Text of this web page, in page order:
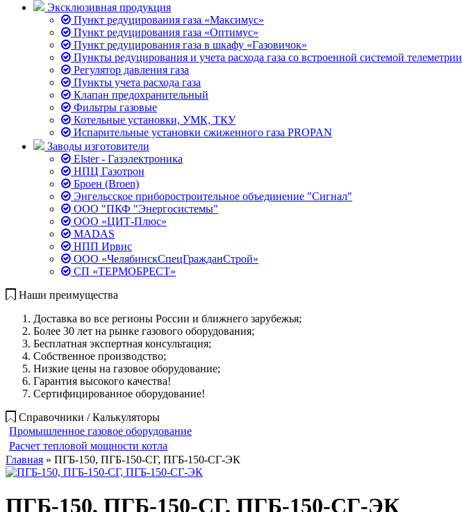
Эксклюзивная продукция
Пункт редуцирования газа «Максимус»
Пункт редуцирования газа «Оптимус»
Пункт редуцирования газа в шкафу «Газовичок»
Пункты редуцирования и учета расхода газа со встроенной системой телеметрии
Регулятор давления газа
Пункты учета расхода газа
Клапан предохранительный
Фильтры газовые
Котельные установки, УМК, ТКУ
Испарительные установки сжиженного газа PROPAN
Заводы изготовители
Elster - Газэлектроника
НПЦ Газотрон
Броен (Broen)
Энгельсское приборостроительное объединение "Сигнал"
ООО "ПКФ "Энергосистемы"
ООО «ЦИТ-Плюс»
MADAS
НПП Ирвис
ООО «ЧелябинскСпецГражданСтрой»
СП «ТЕРМОБРЕСТ»
Наши преимущества
Доставка во все регионы России и ближнего зарубежья;
Более 30 лет на рынке газового оборудования;
Бесплатная экспертная консультация;
Собственное производство;
Низкие цены на газовое оборудование;
Гарантия высокого качества!
Сертифицированное оборудование!
Справочники / Калькуляторы
Промышленное газовое оборудование
Расчет тепловой мощности котла
Главная » ПГБ-150, ПГБ-150-СГ, ПГБ-150-СГ-ЭК
ПГБ-150, ПГБ-150-СГ, ПГБ-150-СГ-ЭК